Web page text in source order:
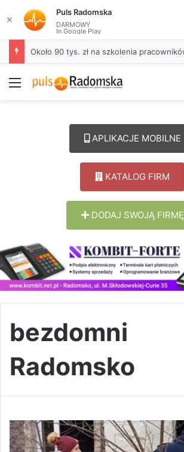
Menu
APLIKACJE MOBILNE
KATALOG FIRM
DODAJ SWOJĄ FIRMĘ
bezdomni
Radomsko
✕
Puls Radomska
DARMOWY
In Google Play